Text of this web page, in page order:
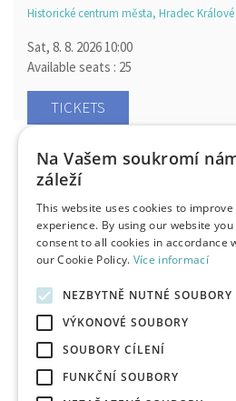
Historické centrum města, Hradec Králové
Sat, 8. 8. 2026 10:00
Available seats : 25
TICKETS
S GUSTÍKEM PO LVÍ STEZCE -
PRO DĚTI
Historické centrum města, Hradec Králové
Sun, 30. 8. 202610:00
Available seats : 30
Na Vašem soukromí
záleží
This website uses cookies to
experience. By using our website you
consent to all cookies in accordance
our Cookie Policy. Více informací
NEZBYTNĚ NUTNÉ SOUBORY
VÝKONOVÉ SOUBORY
SOUBORY CÍLENÍ
FUNKČNÍ SOUBORY